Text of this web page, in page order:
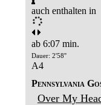
auch enthalten in
ab 6:07 min.
Dauer: 2'58''
A4
Pennsylvania
Over My